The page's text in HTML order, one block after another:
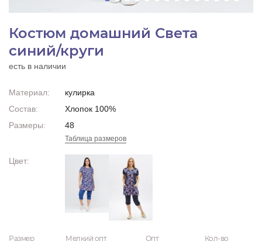
Костюм домашний Света
синий/круги
есть в наличии
Материал:
кулирка
Состав:
Хлопок 100%
Размеры:
48
Таблица размеров
Цвет:
Размер Мелкий опт Опт Кол-во